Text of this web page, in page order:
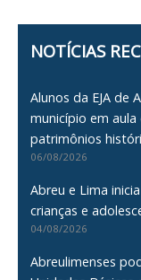
NOTÍCIAS
Alunos da EJA de
município em
patrimônios
06/08/2026
Abreu e Lima
crianças e
04/08/2026
Abreulimenses